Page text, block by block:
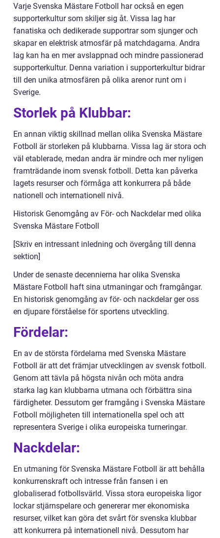
Varje Svenska Mästare Fotboll har också en egen
supporterkultur som skiljer sig åt. Vissa lag har
fanatiska och dedikerade supportrar som sjunger och
skapar en elektrisk atmosfär på matchdagarna. Andra
lag kan ha en mer avslappnad och mindre passionerad
supporterkultur. Denna variation i supporterkultur bidrar
till den unika atmosfären på olika arenor runt om i
Sverige.
Storlek på Klubbar:
En annan viktig skillnad mellan olika Svenska Mästare
Fotboll är storleken på klubbarna. Vissa lag är stora och
väl etablerade, medan andra är mindre och mer nyligen
framträdande inom svensk fotboll. Detta kan påverka
lagets resurser och förmåga att konkurrera på både
nationell och internationell nivå.
Historisk Genomgång av För- och Nackdelar med olika
Svenska Mästare Fotboll
[Skriv en intressant inledning och övergång till denna
sektion]
Under de senaste decennierna har olika Svenska
Mästare Fotboll haft sina utmaningar och framgångar.
En historisk genomgång av för- och nackdelar ger oss
en djupare förståelse för sportens utveckling.
Fördelar:
En av de största fördelarna med Svenska Mästare
Fotboll är att det främjar utvecklingen av svensk fotboll.
Genom att tävla på högsta nivån och möta andra
starka lag kan klubbarna utmana och förbättra sina
färdigheter. Dessutom ger framgång i Svenska Mästare
Fotboll möjligheten till internationella spel och att
representera Sverige i olika europeiska turneringar.
Nackdelar:
En utmaning för Svenska Mästare Fotboll är att behålla
konkurrenskraft och intresse från fansen i en
globaliserad fotbollsvärld. Vissa stora europeiska ligor
lockar stjärnspelare och genererar mer ekonomiska
resurser, vilket kan göra det svårt för svenska klubbar
att konkurrera på internationell nivå. Dessutom har